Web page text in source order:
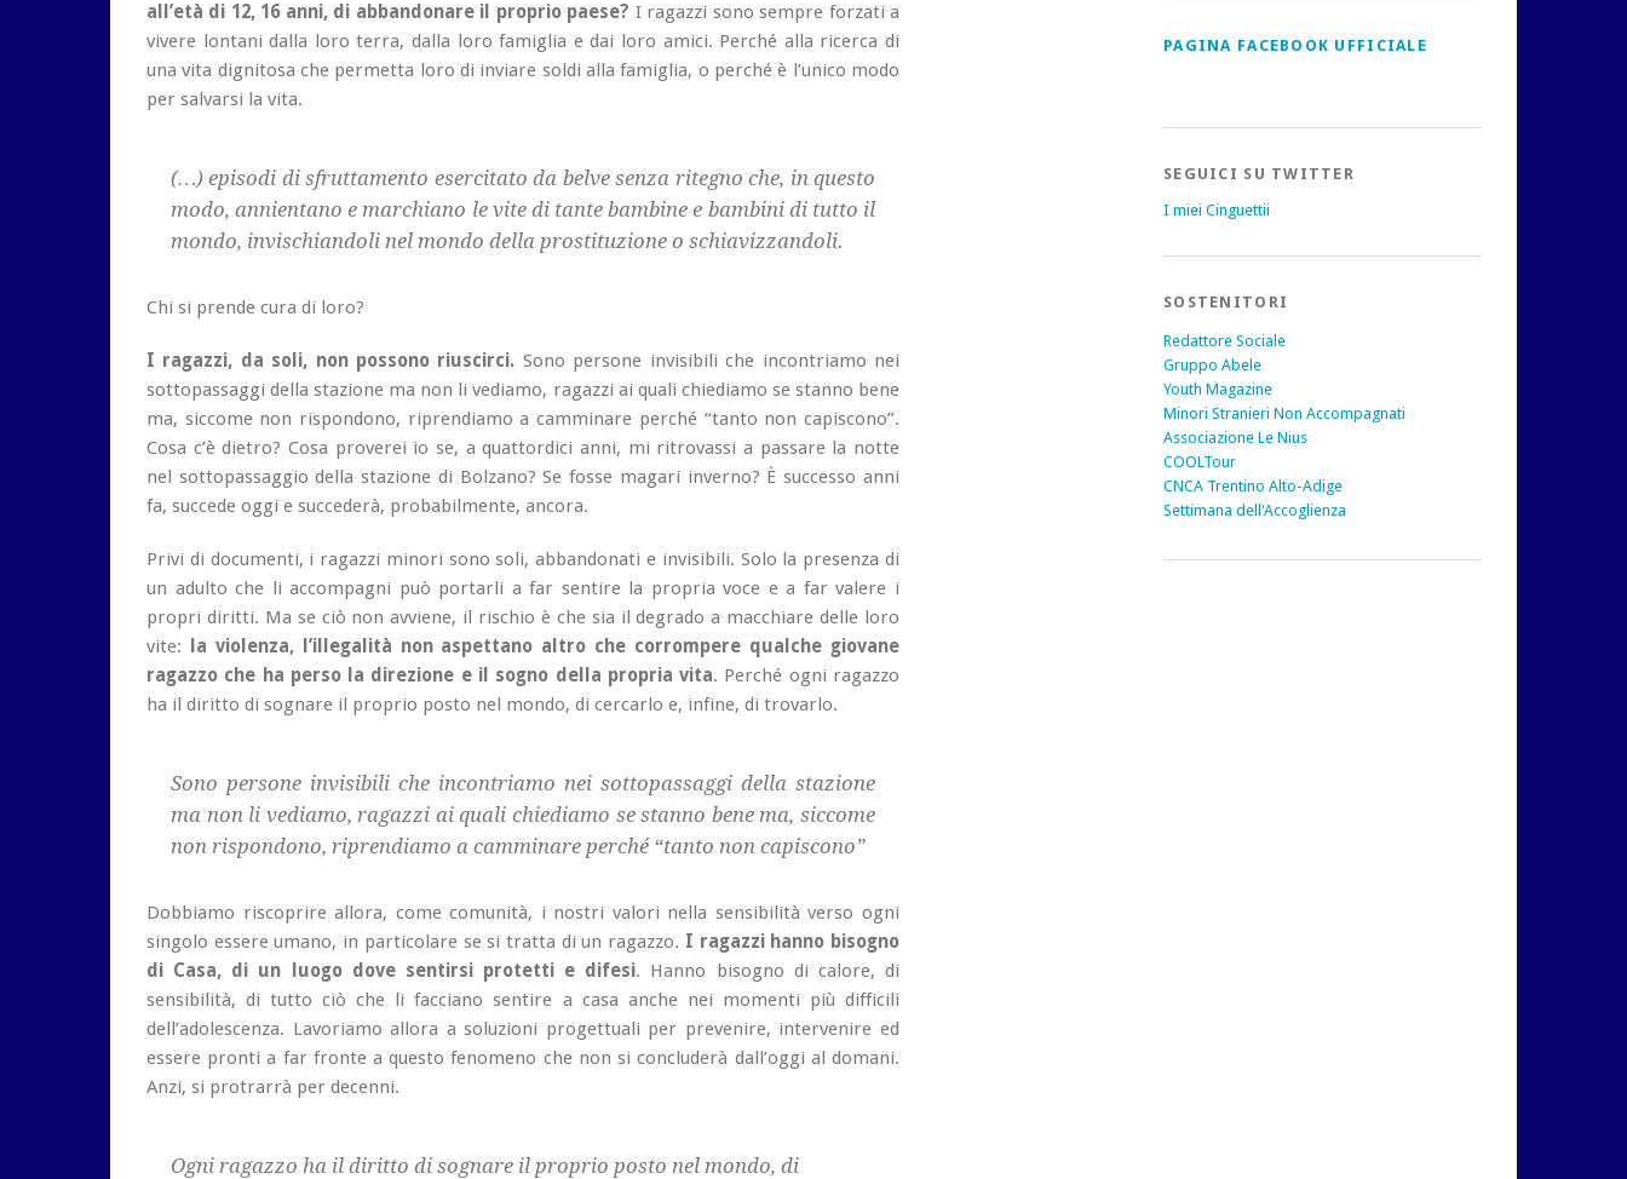
all’età di 12, 16 anni, di abbandonare il proprio paese? I ragazzi sono sempre forzati a
vivere lontani dalla loro terra, dalla loro famiglia e dai loro amici. Perché alla ricerca di
una vita dignitosa che permetta loro di inviare soldi alla famiglia, o perché è l’unico modo
per salvarsi la vita.
(…) episodi di sfruttamento esercitato da belve senza ritegno che, in questo
modo, annientano e marchiano le vite di tante bambine e bambini di tutto il
mondo, invischiandoli nel mondo della prostituzione o schiavizzandoli.
Chi si prende cura di loro?
I ragazzi, da soli, non possono riuscirci. Sono persone invisibili che incontriamo nei
sottopassaggi della stazione ma non li vediamo, ragazzi ai quali chiediamo se stanno bene
ma, siccome non rispondono, riprendiamo a camminare perché “tanto non capiscono”.
Cosa c’è dietro? Cosa proverei io se, a quattordici anni, mi ritrovassi a passare la notte
nel sottopassaggio della stazione di Bolzano? Se fosse magari inverno? È successo anni
fa, succede oggi e succederà, probabilmente, ancora.
Privi di documenti, i ragazzi minori sono soli, abbandonati e invisibili. Solo la presenza di
un adulto che li accompagni può portarli a far sentire la propria voce e a far valere i
propri diritti. Ma se ciò non avviene, il rischio è che sia il degrado a macchiare delle loro
vite:
la violenza, l’illegalità non aspettano altro che corrompere qualche giovane
ragazzo che ha perso la direzione e il sogno della propria vita. Perché ogni ragazzo
ha il diritto di sognare il proprio posto nel mondo, di cercarlo e, infine, di trovarlo.
Sono persone invisibili che incontriamo nei sottopassaggi della stazione
ma non li vediamo, ragazzi ai quali chiediamo se stanno bene ma, siccome
non rispondono, riprendiamo a camminare perché “tanto non capiscono”
Dobbiamo riscoprire allora, come comunità, i nostri valori nella sensibilità verso ogni
singolo essere umano, in particolare se si tratta di un ragazzo. I ragazzi hanno bisogno
di Casa, di un luogo dove sentirsi protetti e difesi. Hanno bisogno di calore, di
sensibilità, di tutto ciò che li facciano sentire a casa anche nei momenti più difficili
dell’adolescenza. Lavoriamo allora a soluzioni progettuali per prevenire, intervenire ed
essere pronti a far fronte a questo fenomeno che non si concluderà dall’oggi al domani.
Anzi, si protrarrà per decenni.
Ogni ragazzo ha il diritto di sognare il proprio posto nel mondo, di
PAGINA FACEBOOK UFFICIALE
SEGUICI SU TWITTER
I miei Cinguettii
SOSTENITORI
Redattore Sociale
Gruppo Abele
Youth Magazine
Minori Stranieri Non Accompagnati
Associazione Le Nius
COOLTour
CNCA Trentino Alto-Adige
Settimana dell'Accoglienza